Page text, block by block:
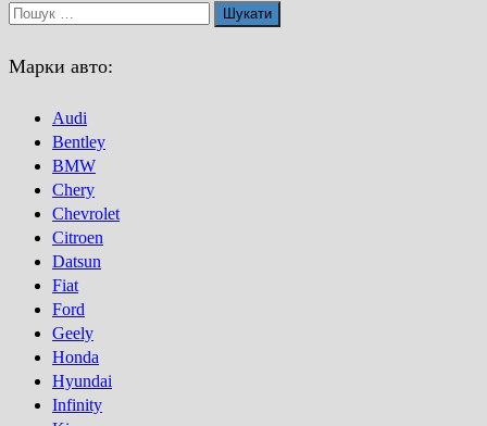
Пошук:
Марки авто:
Audi
Bentley
BMW
Chery
Chevrolet
Citroen
Datsun
Fiat
Ford
Geely
Honda
Hyundai
Infinity